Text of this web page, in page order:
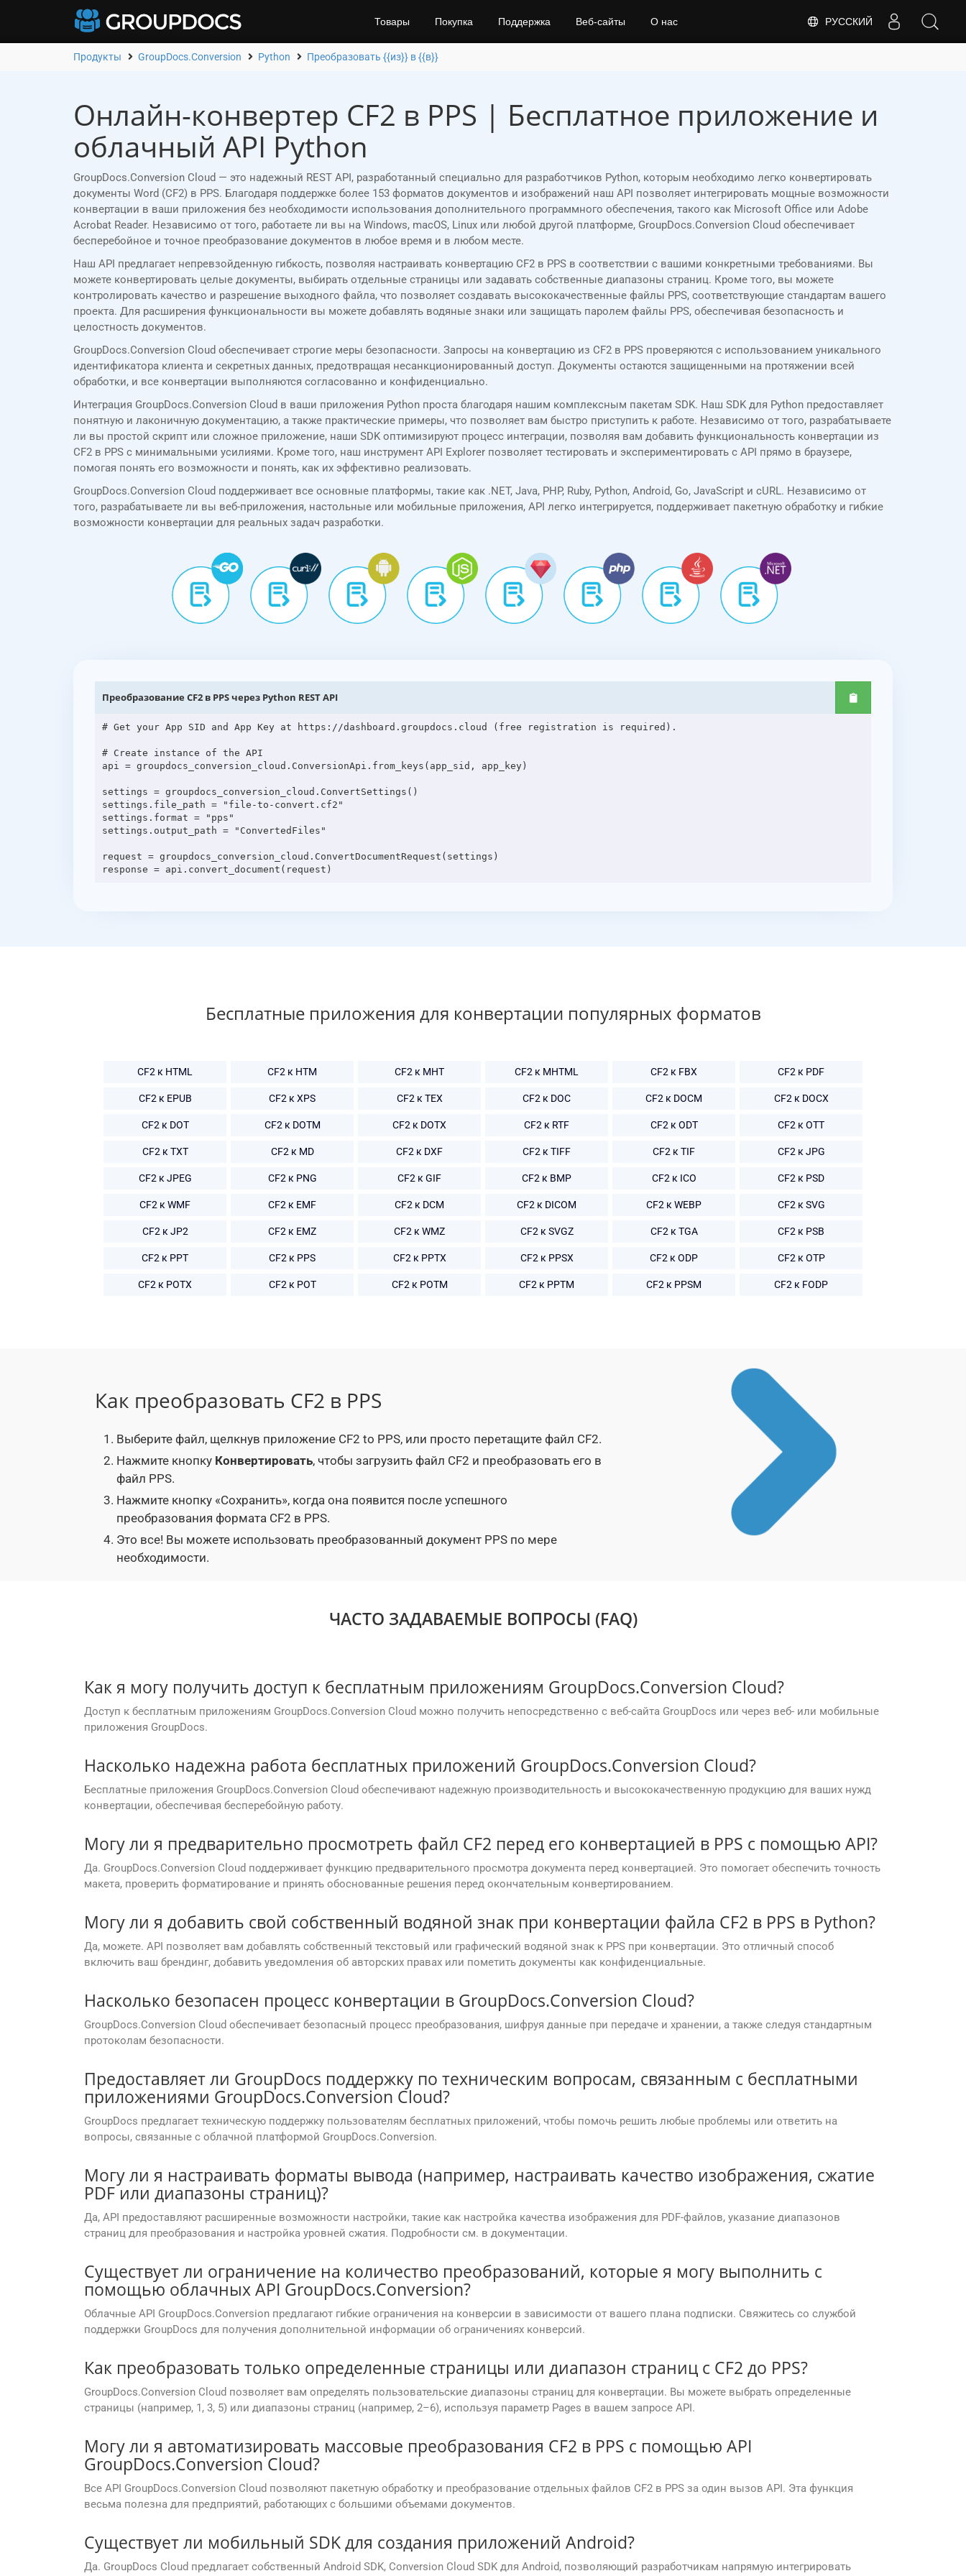
РУССКИЙ
Товары Покупка Поддержка Веб-сайты О нас
Продукты GroupDocs.Conversion Python Преобразовать {{из}} в {{в}}
Онлайн-конвертер CF2 в PPS | Бесплатное приложение и
облачный API Python
GroupDocs.Conversion Cloud — это надежный REST API, разработанный специально для разработчиков Python, которым необходимо легко конвертировать
документы Word (CF2) в PPS. Благодаря поддержке более 153 форматов документов и изображений наш API позволяет интегрировать мощные возможности
конвертации в ваши приложения без необходимости использования дополнительного программного обеспечения, такого как Microsoft Office или Adobe
Acrobat Reader. Независимо от того, работаете ли вы на Windows, macOS, Linux или любой другой платформе, GroupDocs.Conversion Cloud обеспечивает
бесперебойное и точное преобразование документов в любое время и в любом месте.
Наш API предлагает непревзойденную гибкость, позволяя настраивать конвертацию CF2 в PPS в соответствии с вашими конкретными требованиями. Вы
можете конвертировать целые документы, выбирать отдельные страницы или задавать собственные диапазоны страниц. Кроме того, вы можете
контролировать качество и разрешение выходного файла, что позволяет создавать высококачественные файлы PPS, соответствующие стандартам вашего
проекта. Для расширения функциональности вы можете добавлять водяные знаки или защищать паролем файлы PPS, обеспечивая безопасность и
целостность документов.
GroupDocs.Conversion Cloud обеспечивает строгие меры безопасности. Запросы на конвертацию из CF2 в PPS проверяются с использованием уникального
идентификатора клиента и секретных данных, предотвращая несанкционированный доступ. Документы остаются защищенными на протяжении всей
обработки, и все конвертации выполняются согласованно и конфиденциально.
Интеграция GroupDocs.Conversion Cloud в ваши приложения Python проста благодаря нашим комплексным пакетам SDK. Наш SDK для Python предоставляет
понятную и лаконичную документацию, а также практические примеры, что позволяет вам быстро приступить к работе. Независимо от того, разрабатываете
ли вы простой скрипт или сложное приложение, наши SDK оптимизируют процесс интеграции, позволяя вам добавить функциональность конвертации из
CF2 в PPS с минимальными усилиями. Кроме того, наш инструмент API Explorer позволяет тестировать и экспериментировать с API прямо в браузере,
помогая понять его возможности и понять, как их эффективно реализовать.
GroupDocs.Conversion Cloud поддерживает все основные платформы, такие как .NET, Java, PHP, Ruby, Python, Android, Go, JavaScript и cURL. Независимо от
того, разрабатываете ли вы веб-приложения, настольные или мобильные приложения, API легко интегрируется, поддерживает пакетную обработку и гибкие
возможности конвертации для реальных задач разработки.
Преобразование CF2 в PPS через Python REST API
# Get your App SID and App Key at https://dashboard.groupdocs.cloud (free registration is required).
# Create instance of the API
api = groupdocs_conversion_cloud.ConversionApi.from_keys(app_sid, app_key)
settings = groupdocs_conversion_cloud.ConvertSettings()
settings.file_path = "file-to-convert.cf2"
settings.format = "pps"
settings.output_path = "ConvertedFiles"
request = groupdocs_conversion_cloud.ConvertDocumentRequest(settings)
Бесплатные приложения для конвертации популярных форматов
CF2 к HTML CF2 к HTM CF2 к MHT CF2 к MHTML CF2 к FBX CF2 к PDF
CF2 к EPUB CF2 к XPS CF2 к TEX CF2 к DOC CF2 к DOCM CF2 к DOCX
CF2 к DOT CF2 к DOTM CF2 к DOTX CF2 к RTF CF2 к ODT CF2 к OTT
CF2 к TXT CF2 к MD CF2 к DXF CF2 к TIFF CF2 к TIF CF2 к JPG
CF2 к JPEG CF2 к PNG CF2 к GIF CF2 к BMP CF2 к ICO CF2 к PSD
CF2 к WMF CF2 к EMF CF2 к DCM CF2 к DICOM CF2 к WEBP CF2 к SVG
CF2 к JP2 CF2 к EMZ CF2 к WMZ CF2 к SVGZ CF2 к TGA CF2 к PSB
CF2 к PPT CF2 к PPS CF2 к PPTX CF2 к PPSX CF2 к ODP CF2 к OTP
CF2 к POTX CF2 к POT CF2 к POTM CF2 к PPTM CF2 к PPSM CF2 к FODP
Как преобразовать CF2 в PPS
Выберите файл, щелкнув приложение CF2 to PPS, или просто перетащите файл CF2.
Нажмите кнопку Конвертировать, чтобы загрузить файл CF2 и преобразовать его в
файл PPS.
Нажмите кнопку «Сохранить», когда она появится после успешного
преобразования формата CF2 в PPS.
Это все! Вы можете использовать преобразованный документ PPS по мере
необходимости.
ЧАСТО ЗАДАВАЕМЫЕ ВОПРОСЫ (FAQ)
Как я могу получить доступ к бесплатным приложениям GroupDocs.Conversion Cloud?
Доступ к бесплатным приложениям GroupDocs.Conversion Cloud можно получить непосредственно с веб-сайта GroupDocs или через веб- или мобильные
приложения GroupDocs.
Насколько надежна работа бесплатных приложений GroupDocs.Conversion Cloud?
Бесплатные приложения GroupDocs.Conversion Cloud обеспечивают надежную производительность и высококачественную продукцию для ваших нужд
конвертации, обеспечивая бесперебойную работу.
Могу ли я предварительно просмотреть файл CF2 перед его конвертацией в PPS с помощью API?
Да. GroupDocs.Conversion Cloud поддерживает функцию предварительного просмотра документа перед конвертацией. Это помогает обеспечить точность
макета, проверить форматирование и принять обоснованные решения перед окончательным конвертированием.
Могу ли я добавить свой собственный водяной знак при конвертации файла CF2 в PPS в Python?
Да, можете. API позволяет вам добавлять собственный текстовый или графический водяной знак к PPS при конвертации. Это отличный способ
включить ваш брендинг, добавить уведомления об авторских правах или пометить документы как конфиденциальные.
Насколько безопасен процесс конвертации в GroupDocs.Conversion Cloud?
GroupDocs.Conversion Cloud обеспечивает безопасный процесс преобразования, шифруя данные при передаче и хранении, а также следуя стандартным
протоколам безопасности.
Предоставляет ли GroupDocs поддержку по техническим вопросам, связанным с бесплатными
приложениями GroupDocs.Conversion Cloud?
GroupDocs предлагает техническую поддержку пользователям бесплатных приложений, чтобы помочь решить любые проблемы или ответить на
вопросы, связанные с облачной платформой GroupDocs.Conversion.
Могу ли я настраивать форматы вывода (например, настраивать качество изображения, сжатие
PDF или диапазоны страниц)?
Да, API предоставляют расширенные возможности настройки, такие как настройка качества изображения для PDF-файлов, указание диапазонов
страниц для преобразования и настройка уровней сжатия. Подробности см. в документации.
Существует ли ограничение на количество преобразований, которые я могу выполнить с
помощью облачных API GroupDocs.Conversion?
Облачные API GroupDocs.Conversion предлагают гибкие ограничения на конверсии в зависимости от вашего плана подписки. Свяжитесь со службой
поддержки GroupDocs для получения дополнительной информации об ограничениях конверсий.
Как преобразовать только определенные страницы или диапазон страниц с CF2 до PPS?
GroupDocs.Conversion Cloud позволяет вам определять пользовательские диапазоны страниц для конвертации. Вы можете выбрать определенные
страницы (например, 1, 3, 5) или диапазоны страниц (например, 2–6), используя параметр Pages в вашем запросе API.
Могу ли я автоматизировать массовые преобразования CF2 в PPS с помощью API
GroupDocs.Conversion Cloud?
Все API GroupDocs.Conversion Cloud позволяют пакетную обработку и преобразование отдельных файлов CF2 в PPS за один вызов API. Эта функция
весьма полезна для предприятий, работающих с большими объемами документов.
Существует ли мобильный SDK для создания приложений Android?
Да. GroupDocs Cloud предлагает собственный Android SDK, Conversion Cloud SDK для Android, позволяющий разработчикам напрямую интегрировать